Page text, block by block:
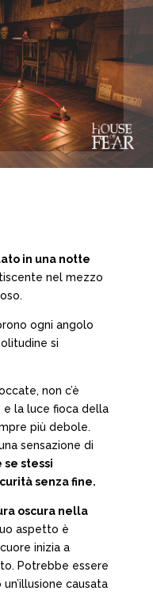
in una notte
nel mezzo
ogni angolo
si
non c’è
e la luce fioca della
più debole.
sensazione di
se stessi
senza fine.
oscura nella
aspetto è
inizia a
Potrebbe essere
causata